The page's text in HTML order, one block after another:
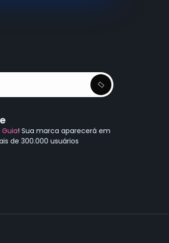
Guia! Sua marca aparecerá em
de 300.000 usuários